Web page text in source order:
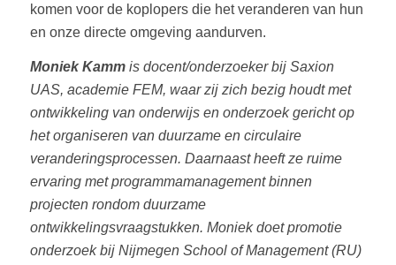
komen voor de koplopers die het veranderen van hun
en onze directe omgeving aandurven.
Moniek Kammis docent/onderzoeker bij Saxion
UAS, academie FEM, waar zij zich bezig houdt met
ontwikkeling van onderwijs en onderzoek gericht op
het organiseren van duurzame en circulaire
veranderingsprocessen. Daarnaast heeft ze ruime
ervaring met programmamanagement binnen
projecten rondom duurzame
ontwikkelingsvraagstukken. Moniek doet promotie
onderzoek bij Nijmegen School of Management (RU)